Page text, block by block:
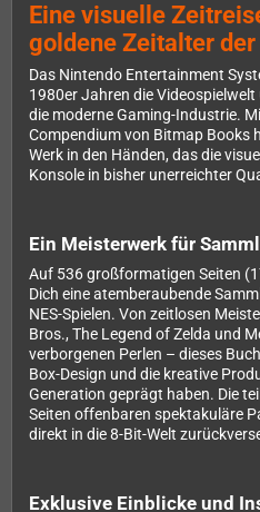
Eine visuelle
goldene Zeitalter
Das Nintendo Entertainment
1980er Jahren die
die moderne Gaming-Industrie.
Compendium von Bitmap Books
Werk in den Händen, das die
Konsole in bisher unerreichter
Ein Meisterwerk für
Auf 536 großformatigen Seiten
Dich eine atemberaubende
NES-Spielen. Von zeitlosen
Bros., The Legend of Zelda und
verborgenen Perlen – dieses
Box-Design und die kreative
Generation geprägt haben. Die
Seiten offenbaren spektakuläre
direkt in die 8-Bit-Welt
Exklusive Einblicke und